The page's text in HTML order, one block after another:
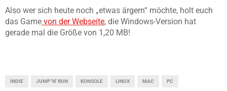
Also wer sich heute noch „etwas ärgern“ möchte, holt euch
das Game von der Webseite, die Windows-Version hat
gerade mal die Größe von 1,20 MB!
INDIE JUMP 'N' RUN KONSOLE LINUX MAC PC